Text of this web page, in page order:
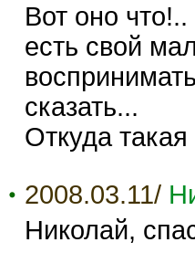
Вот оно
есть свой
сказать...
Откуда
2008.03.11/
Николай,